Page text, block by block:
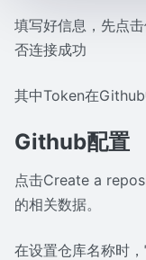
填写好信息，先点
否连接成功
其中Token在
Github配置
点击Create a
的相关数据。
在设置仓库名称时